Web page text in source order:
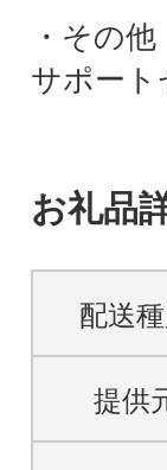
・その他
サポー
お礼品
配送種
提供